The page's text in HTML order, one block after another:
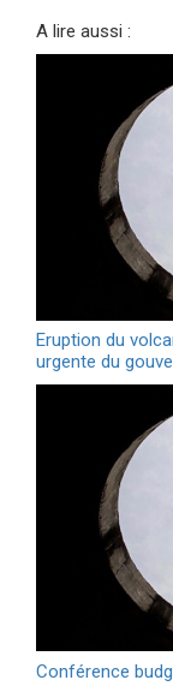
A lire aussi :
Eruption du
urgente du
Conférence